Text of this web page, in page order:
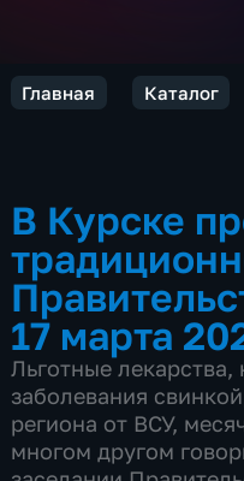
Главная Каталог
В Курске
17 марта
Льготные лекарства,
заболевания
региона от ВСУ,
многом другом